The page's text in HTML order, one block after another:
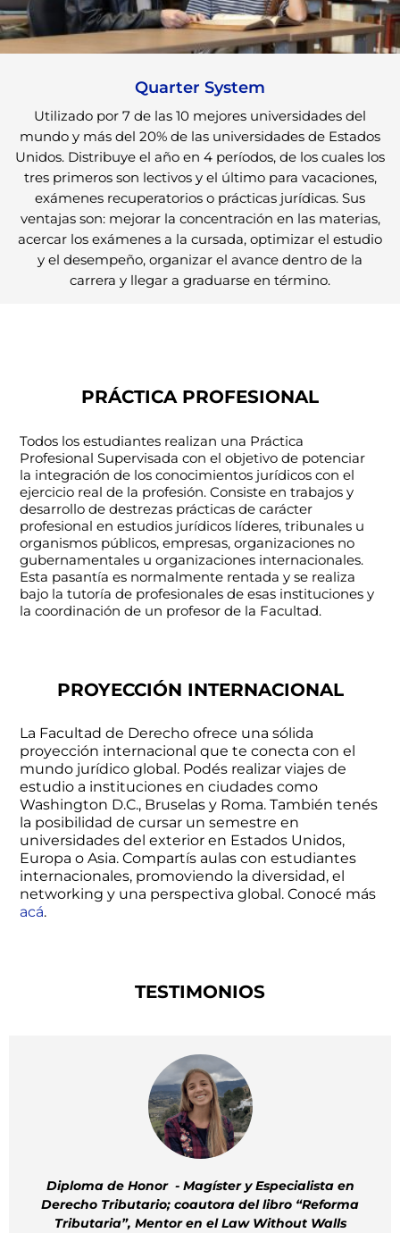
Quarter System
Utilizado por 7 de las 10 mejores universidades del
mundo y más del 20% de las universidades de Estados
Unidos. Distribuye el año en 4 períodos, de los cuales los
tres primeros son lectivos y el último para vacaciones,
exámenes recuperatorios o prácticas jurídicas. Sus
ventajas son: mejorar la concentración en las materias,
acercar los exámenes a la cursada, optimizar el estudio
y el desempeño, organizar el avance dentro de la
carrera y llegar a graduarse en término.
PRÁCTICA PROFESIONAL
Todos los estudiantes realizan una Práctica
Profesional Supervisada con el objetivo de potenciar
la integración de los conocimientos jurídicos con el
ejercicio real de la profesión. Consiste en trabajos y
desarrollo de destrezas prácticas de carácter
profesional en estudios jurídicos líderes, tribunales u
organismos públicos, empresas, organizaciones no
gubernamentales u organizaciones internacionales.
Esta pasantía es normalmente rentada y se realiza
bajo la tutoría de profesionales de esas instituciones y
la coordinación de un profesor de la Facultad.
PROYECCIÓN INTERNACIONAL
La Facultad de Derecho ofrece una sólida
proyección internacional que te conecta con el
mundo jurídico global. Podés realizar viajes de
estudio a instituciones en ciudades como
Washington D.C., Bruselas y Roma. También tenés
la posibilidad de cursar un semestre en
universidades del exterior en Estados Unidos,
Europa o Asia. Compartís aulas con estudiantes
internacionales, promoviendo la diversidad, el
networking y una perspectiva global. Conocé más
acá.
TESTIMONIOS
- Magíster y Especialista en
coautora del libro “Reforma
en el Law Without Walls
Founder:
(Paris -